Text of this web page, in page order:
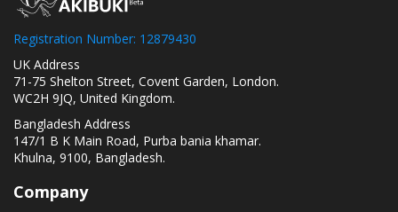
Registration Number: 12879430
UK Address
71-75 Shelton Street, Covent Garden, London.
WC2H 9JQ, United Kingdom.
Bangladesh Address
147/1 B K Main Road, Purba bania khamar.
Khulna, 9100, Bangladesh.
Company